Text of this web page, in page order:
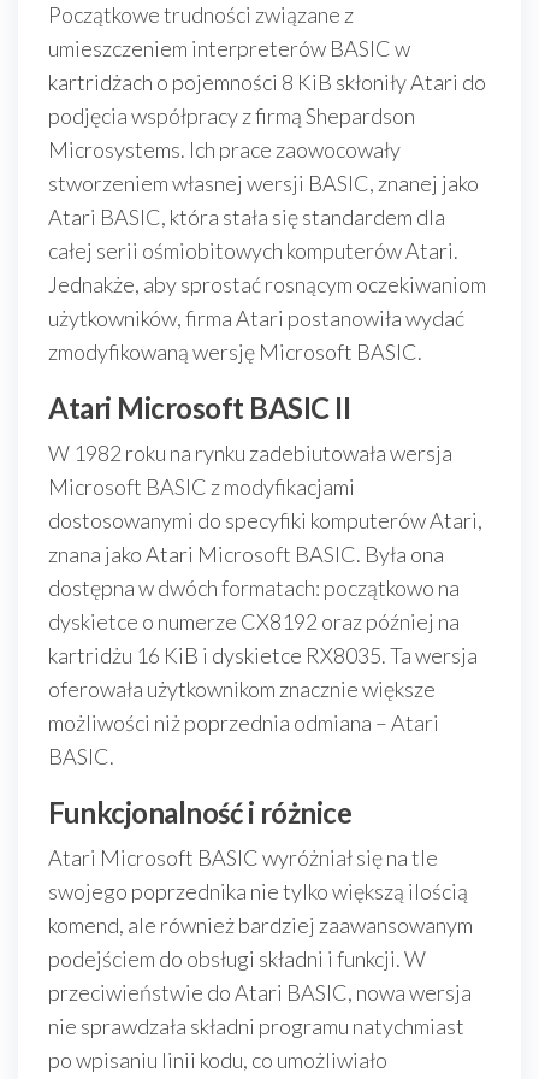
Początkowe trudności związane z
umieszczeniem interpreterów BASIC w
kartridżach o pojemności 8 KiB skłoniły Atari do
podjęcia współpracy z firmą Shepardson
Microsystems. Ich prace zaowocowały
stworzeniem własnej wersji BASIC, znanej jako
Atari BASIC, która stała się standardem dla
całej serii ośmiobitowych komputerów Atari.
Jednakże, aby sprostać rosnącym oczekiwaniom
użytkowników, firma Atari postanowiła wydać
zmodyfikowaną wersję Microsoft BASIC.
Atari Microsoft BASIC II
W 1982 roku na rynku zadebiutowała wersja
Microsoft BASIC z modyfikacjami
dostosowanymi do specyfiki komputerów Atari,
znana jako Atari Microsoft BASIC. Była ona
dostępna w dwóch formatach: początkowo na
dyskietce o numerze CX8192 oraz później na
kartridżu 16 KiB i dyskietce RX8035. Ta wersja
oferowała użytkownikom znacznie większe
możliwości niż poprzednia odmiana – Atari
BASIC.
Funkcjonalność i różnice
Atari Microsoft BASIC wyróżniał się na tle
swojego poprzednika nie tylko większą ilością
komend, ale również bardziej zaawansowanym
podejściem do obsługi składni i funkcji. W
przeciwieństwie do Atari BASIC, nowa wersja
nie sprawdzała składni programu natychmiast
po wpisaniu linii kodu, co umożliwiało